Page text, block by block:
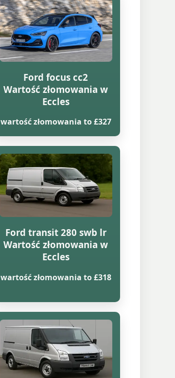
Ford focus cc2
Wartość złomowania w
Eccles
wartość złomowania to £327
Ford transit 280 swb lr
Wartość złomowania w
Eccles
wartość złomowania to £318